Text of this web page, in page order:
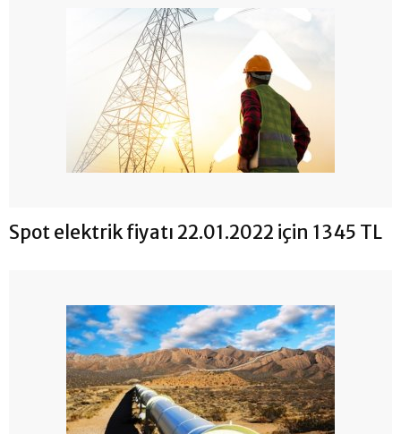
Spot elektrik fiyatı 22.01.2022 için 1345 TL